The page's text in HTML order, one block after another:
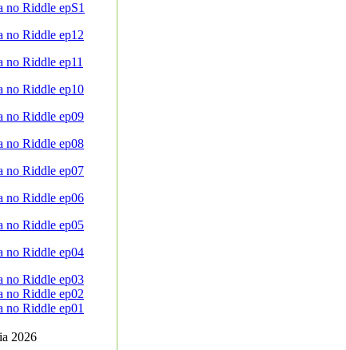
no Riddle epS1
no Riddle ep12
no Riddle ep11
no Riddle ep10
no Riddle ep09
no Riddle ep08
no Riddle ep07
no Riddle ep06
no Riddle ep05
no Riddle ep04
no Riddle ep03
no Riddle ep02
no Riddle ep01
2026